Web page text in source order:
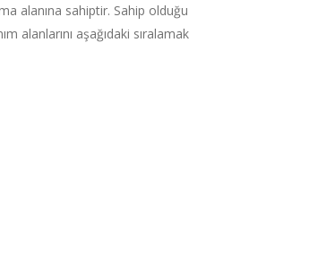
alanına sahiptir. Sahip olduğu
alanlarını aşağıdaki sıralamak